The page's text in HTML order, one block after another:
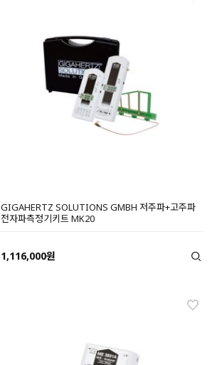
GIGAHERTZ SOLUTIONS GMBH 저주파+고주파
전자파측정기키트 MK20
1,116,000원